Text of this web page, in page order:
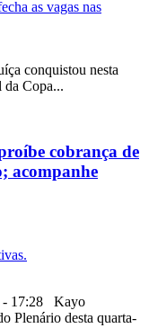
conquistou nesta
da Copa...
cobrança de
acompanhe
- 17:28 Kayo
Plenário desta quarta-